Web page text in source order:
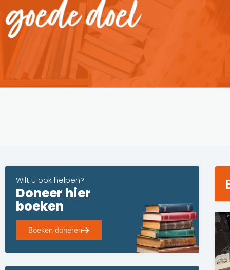
Wilt u ook helpen?
Doneer hier
boeken
Boeken doneren